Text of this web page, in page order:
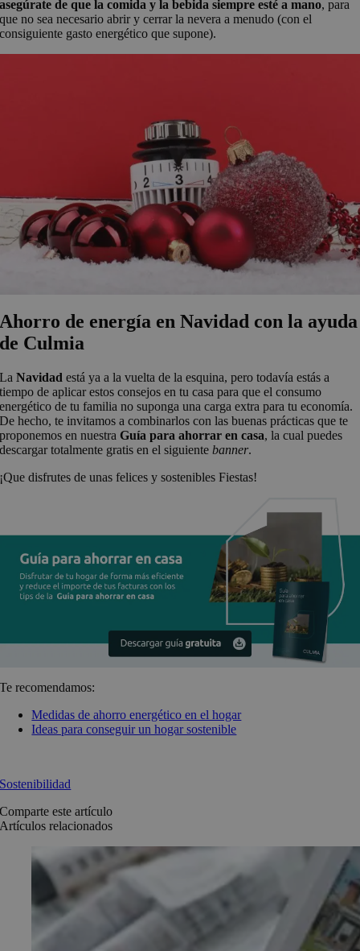
asegúrate de que la comida y la bebida siempre esté a mano, para
que no sea necesario abrir y cerrar la nevera a menudo (con el
consiguiente gasto energético que supone).
Ahorro de energía en Navidad con la ayuda
de Culmia
LaNavidad está ya a la vuelta de la esquina, pero todavía estás a
tiempo de aplicar estos consejos en tu casa para que el consumo
energético de tu familia no suponga una carga extra para tu economía.
De hecho, te invitamos a combinarlos con las buenas prácticas que te
proponemos en nuestraGuía para ahorrar en casa, la cual puedes
descargar totalmente gratis en el siguientebanner.
¡Que disfrutes de unas felices y sostenibles Fiestas!
Te recomendamos:
Medidas de ahorro energético en el hogar
Ideas para conseguir un hogar sostenible
Sostenibilidad
Comparte este artículo
Artículos relacionados